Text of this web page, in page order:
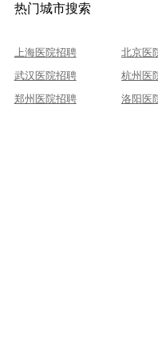
热门城市搜索
上海医院招聘 北京医
武汉医院招聘
杭州医
郑州医院招聘
洛阳医